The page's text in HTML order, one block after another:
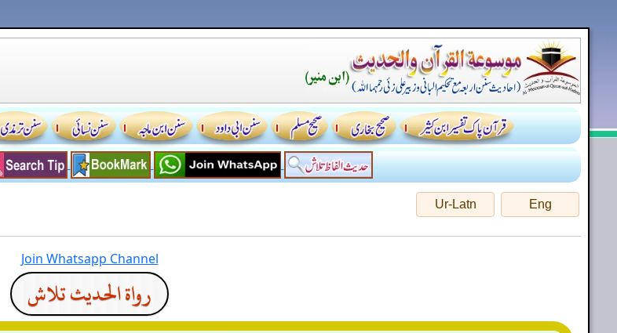
Eng
Ur-Latn
Join Whatsapp Channel
رواة الحديث تلاش